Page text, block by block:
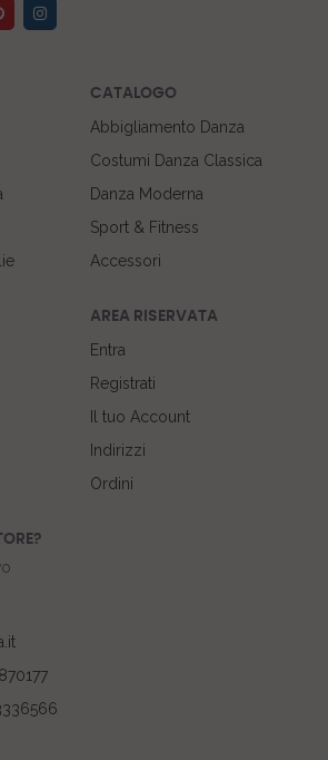
CATALOGO
Abbigliamento Danza
Costumi Danza Classica
Danza Moderna
Sport & Fitness
Accessori
AREA RISERVATA
Entra
Registrati
Il tuo Account
Indirizzi
Ordini